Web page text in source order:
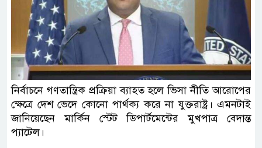
নির্বাচনে গণতান্ত্রিক প্রক্রিয়া ব্যাহত হলে ভিসা নীতি আরোপের
ক্ষেত্রে দেশ ভেদে কোনো পার্থক্য করে না যুক্তরাষ্ট্র। এমনটাই
জানিয়েছেন মার্কিন স্টেট ডিপার্টমেন্টের মুখপাত্র বেদান্ত
প্যাটেল।